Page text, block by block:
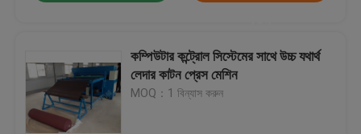
যোগাযোগ করুন
কম্পিউটার কন্ট্রোল সিস্টেমের সাথে উচ্চ যথার্থ
লেদার কাটন প্রেস মেশিন
MOQ：1 বিন্যাস করুন